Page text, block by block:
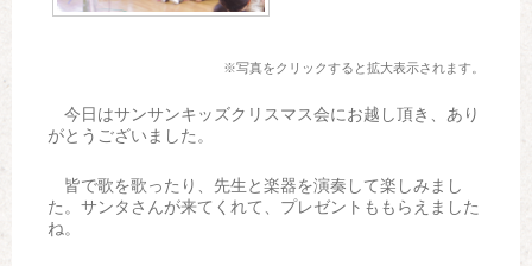
※写真をクリックすると拡大表示されます。
今日はサンサンキッズクリスマス会にお越し頂き、あり
がとうございました。
皆で歌を歌ったり、先生と楽器を演奏して楽しみまし
た。サンタさんが来てくれて、プレゼントももらえました
ね。